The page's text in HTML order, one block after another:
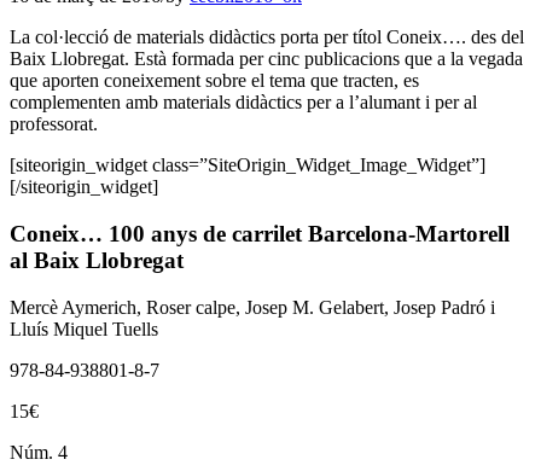
La col·lecció de materials didàctics porta per títol Coneix…. des del
Baix Llobregat. Està formada per cinc publicacions que a la vegada
que aporten coneixement sobre el tema que tracten, es
complementen amb materials didàctics per a l’alumant i per al
professorat.
[siteorigin_widget class=”SiteOrigin_Widget_Image_Widget”]
[/siteorigin_widget]
Coneix… 100 anys de carrilet Barcelona-Martorell
al Baix Llobregat
Mercè Aymerich, Roser calpe, Josep M. Gelabert, Josep Padró i
Lluís Miquel Tuells
978-84-938801-8-7
15€
Núm. 4